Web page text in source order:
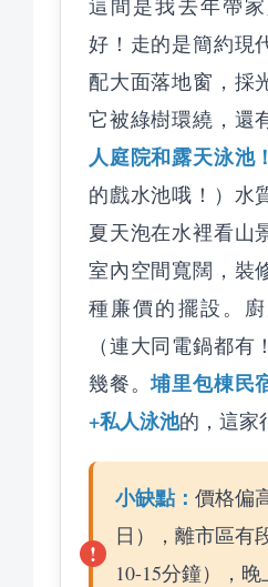
好！走的是簡約現
配大面落地窗，採
它被綠樹環繞，還
人庭院和露天泳池！
的戲水池哦！）水
夏天泡在水裡看山
室內空間寬闊，裝
種廉價的擺設。
（連大同電鍋都
幾餐。埔里包棟民
+私人泳池的，這家
小缺點： 價格偏
日），離市區有
10-15分鐘），